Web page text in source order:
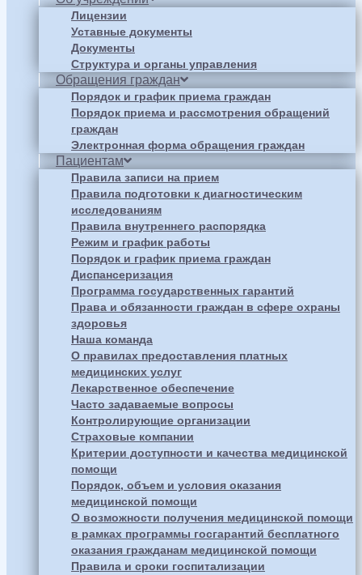
Лицензии
Уставные документы
Документы
Структура и органы управления
Обращения граждан
Порядок и график приема граждан
Порядок приема и рассмотрения обращений
граждан
Электронная форма обращения граждан
Пациентам
Правила записи на прием
Правила подготовки к диагностическим
исследованиям
Правила внутреннего распорядка
Режим и график работы
Порядок и график приема граждан
Диспансеризация
Программа государственных гарантий
Права и обязанности граждан в сфере охраны
здоровья
Наша команда
О правилах предоставления платных
медицинских услуг
Лекарственное обеспечение
Часто задаваемые вопросы
Контролирующие организации
Страховые компании
Критерии доступности и качества медицинской
помощи
Порядок, объем и условия оказания
медицинской помощи
О возможности получения медицинской помощи
в рамках программы госгарантий бесплатного
оказания гражданам медицинской помощи
Правила и сроки госпитализации